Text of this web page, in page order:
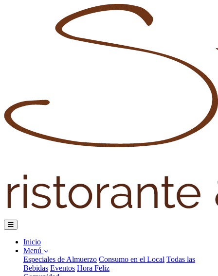
Inicio
Menú
Especiales de Almuerzo Consumo en el Local Todas las
Bebidas Eventos Hora Feliz